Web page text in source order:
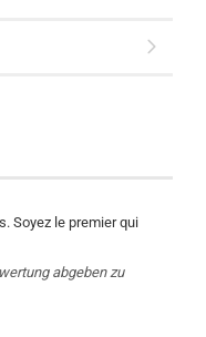
Soyez le premier qui
abgeben zu